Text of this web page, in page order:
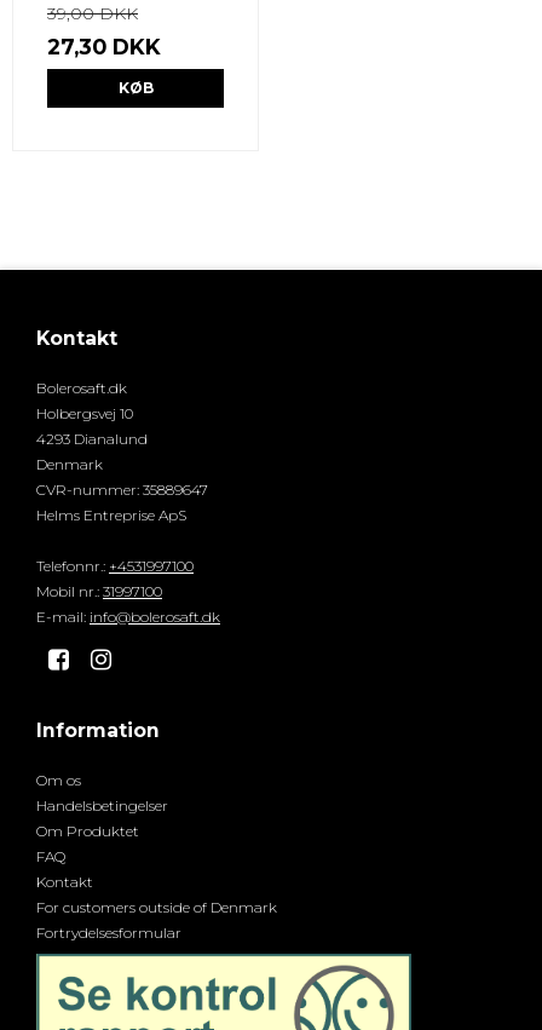
39,00 DKK
27,30 DKK
KØB
Kontakt
Bolerosaft.dk
Holbergsvej 10
4293 Dianalund
Denmark
CVR-nummer: 35889647
Helms Entreprise ApS
Telefonnr.: +4531997100
Mobil nr.: 31997100
E-mail: info@bolerosaft.dk
Information
Om os
Handelsbetingelser
Om Produktet
FAQ
Kontakt
For customers outside of Denmark
Fortrydelsesformular